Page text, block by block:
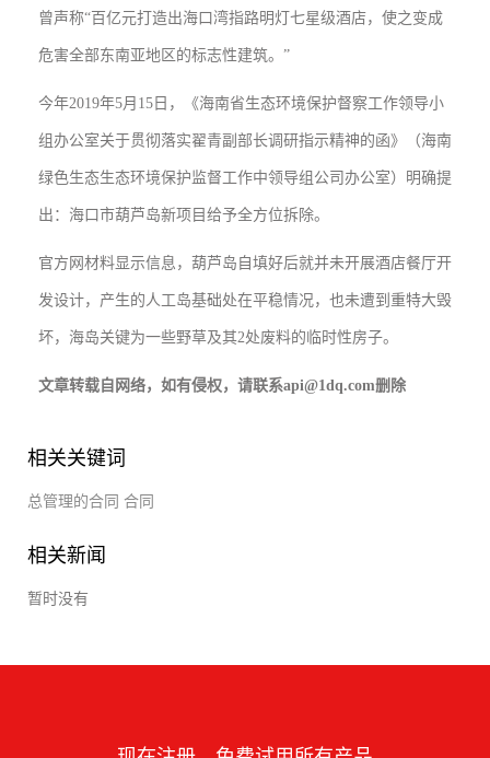
曾声称“百亿元打造出海口湾指路明灯七星级酒店，使之变成
危害全部东南亚地区的标志性建筑。”
今年2019年5月15日，《海南省生态环境保护督察工作领导小
组办公室关于贯彻落实翟青副部长调研指示精神的函》（海南
绿色生态生态环境保护监督工作中领导组公司办公室）明确提
出：海口市葫芦岛新项目给予全方位拆除。
官方网材料显示信息，葫芦岛自填好后就并未开展酒店餐厅开
发设计，产生的人工岛基础处在平稳情况，也未遭到重特大毁
坏，海岛关键为一些野草及其2处废料的临时性房子。
文章转载自网络，如有侵权，请联系api@1dq.com删除
相关关键词
总管理的合同 合同
相关新闻
暂时没有